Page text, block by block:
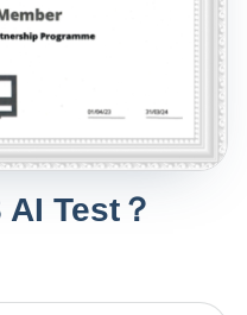
Test？